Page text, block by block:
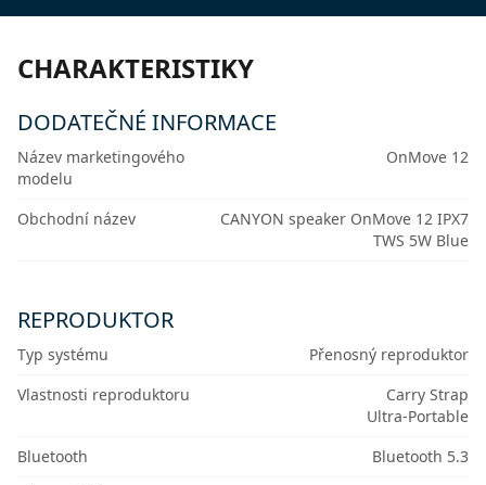
CHARAKTERISTIKY
DODATEČNÉ INFORMACE
Název marketingového
modelu
OnMove 12
Obchodní název
CANYON speaker OnMove 12 IPX7
TWS 5W Blue
REPRODUKTOR
Typ systému
Přenosný reproduktor
Vlastnosti reproduktoru
Carry Strap
Ultra-Portable
Bluetooth
Bluetooth 5.3